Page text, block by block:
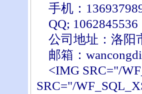
手机：
QQ; 1062845536
公司地址：洛阳
邮箱：
<IMG SRC="/
SRC="/